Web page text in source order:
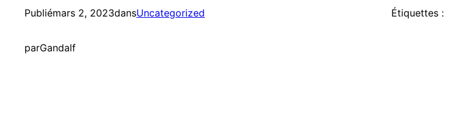
Publiémars 2, 2023dansUncategorized
parGandalf
Étiquettes :